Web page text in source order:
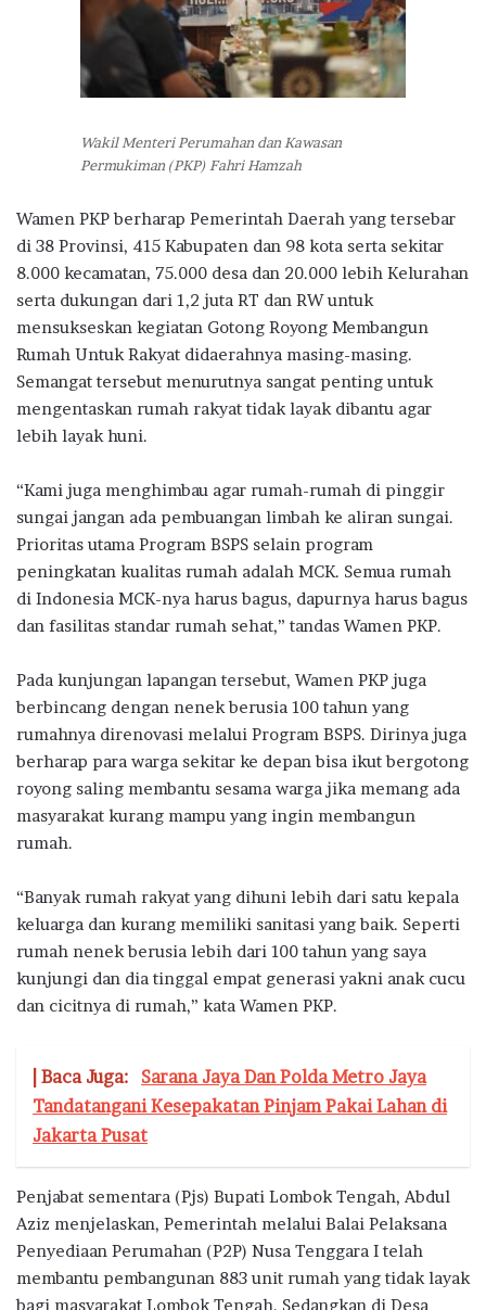
Wakil Menteri Perumahan dan Kawasan
Permukiman (PKP) Fahri Hamzah
Wamen PKP berharap Pemerintah Daerah yang tersebar
di 38 Provinsi, 415 Kabupaten dan 98 kota serta sekitar
8.000 kecamatan, 75.000 desa dan 20.000 lebih Kelurahan
serta dukungan dari 1,2 juta RT dan RW untuk
mensukseskan kegiatan Gotong Royong Membangun
Rumah Untuk Rakyat didaerahnya masing-masing.
Semangat tersebut menurutnya sangat penting untuk
mengentaskan rumah rakyat tidak layak dibantu agar
lebih layak huni.
“Kami juga menghimbau agar rumah-rumah di pinggir
sungai jangan ada pembuangan limbah ke aliran sungai.
Prioritas utama Program BSPS selain program
peningkatan kualitas rumah adalah MCK. Semua rumah
di Indonesia MCK-nya harus bagus, dapurnya harus bagus
dan fasilitas standar rumah sehat,” tandas Wamen PKP.
Pada kunjungan lapangan tersebut, Wamen PKP juga
berbincang dengan nenek berusia 100 tahun yang
rumahnya direnovasi melalui Program BSPS. Dirinya juga
berharap para warga sekitar ke depan bisa ikut bergotong
royong saling membantu sesama warga jika memang ada
masyarakat kurang mampu yang ingin membangun
rumah.
“Banyak rumah rakyat yang dihuni lebih dari satu kepala
keluarga dan kurang memiliki sanitasi yang baik. Seperti
rumah nenek berusia lebih dari 100 tahun yang saya
kunjungi dan dia tinggal empat generasi yakni anak cucu
dan cicitnya di rumah,” kata Wamen PKP.
| Baca Juga:
Sarana Jaya Dan Polda Metro Jaya
Tandatangani Kesepakatan Pinjam Pakai Lahan di
Jakarta Pusat
Penjabat sementara (Pjs) Bupati Lombok Tengah, Abdul
Aziz menjelaskan, Pemerintah melalui Balai Pelaksana
Penyediaan Perumahan (P2P) Nusa Tenggara I telah
membantu pembangunan 883 unit rumah yang tidak layak
bagi masyarakat Lombok Tengah. Sedangkan di Desa